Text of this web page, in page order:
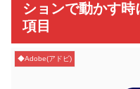
ションで動かす
項目
◆Adobe(アドビ)